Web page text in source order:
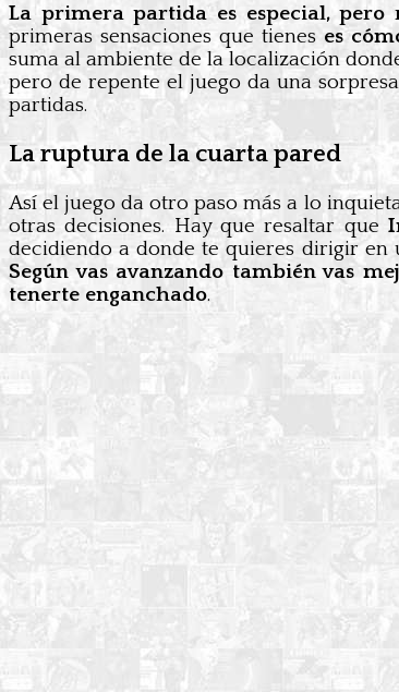
La primera partida es especial,
primeras sensaciones que tienes es
suma al ambiente de la localización
pero de repente el juego da una
partidas.
La ruptura de la cuarta pared
Así el juego da otro paso más a lo
otras decisiones. Hay que resaltar que
decidiendo a donde te quieres dirigir en
Según vas avanzando también vas
tenerte enganchado.